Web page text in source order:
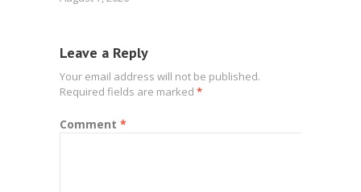
Leave a Reply
Your email address will not be published.
Required fields are marked *
Comment *